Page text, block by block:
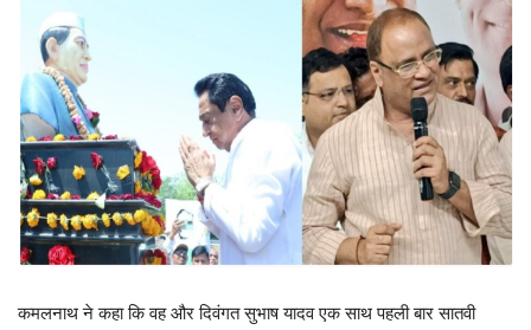
कमलनाथ ने कहा कि वह और दिवंगत सुभाष यादव एक साथ पहली बार सातवी